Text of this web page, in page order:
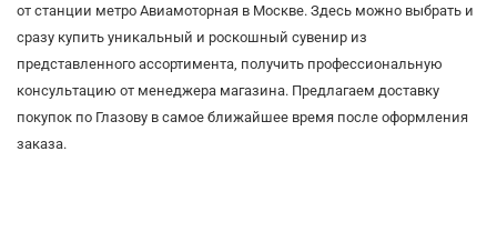
от станции метро Авиамоторная в Москве. Здесь можно выбрать и
сразу купить уникальный и роскошный сувенир из
представленного ассортимента, получить профессиональную
консультацию от менеджера магазина. Предлагаем доставку
покупок по Глазову в самое ближайшее время после оформления
заказа.